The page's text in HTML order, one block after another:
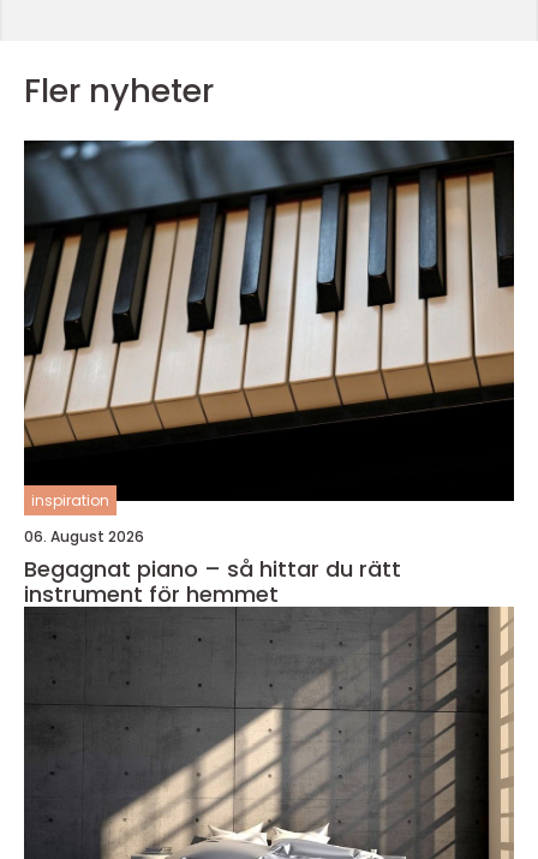
Fler nyheter
inspiration
06. August 2026
Begagnat piano – så hittar du rätt
instrument för hemmet